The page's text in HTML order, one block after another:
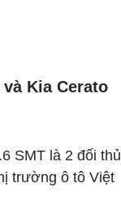
Kia Cerato
SMT là 2 đối thủ
trường ô tô Việt